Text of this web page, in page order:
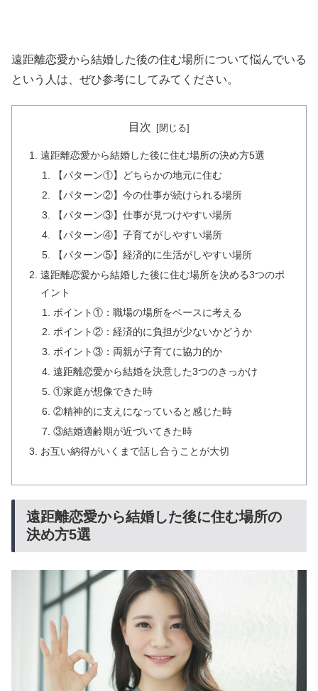
遠距離恋愛から結婚した後の住む場所について悩んでいる
という人は、ぜひ参考にしてみてください。
目次
遠距離恋愛から結婚した後に住む場所の決め方5選
【パターン①】どちらかの地元に住む
【パターン②】今の仕事が続けられる場所
【パターン③】仕事が見つけやすい場所
【パターン④】子育てがしやすい場所
【パターン⑤】経済的に生活がしやすい場所
遠距離恋愛から結婚した後に住む場所を決める3つのポ
イント
ポイント①：職場の場所をベースに考える
ポイント②：経済的に負担が少ないかどうか
ポイント③：両親が子育てに協力的か
遠距離恋愛から結婚を決意した3つのきっかけ
①家庭が想像できた時
②精神的に支えになっていると感じた時
③結婚適齢期が近づいてきた時
お互い納得がいくまで話し合うことが大切
遠距離恋愛から結婚した後に住む場所の
決め方5選